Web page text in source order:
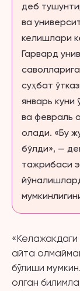
деб
ва
келишлари
Гарвард
суҳбат
январь
ва февраль
олади. «Бу
бўлди», —
тажрибаси
айта
бўлиши
олган